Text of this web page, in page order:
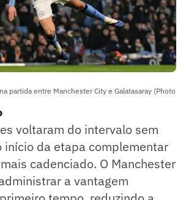
partida entre Manchester City e Galatasaray (Photo
voltaram do intervalo sem
início da etapa complementar
cadenciado. O Manchester
a vantagem